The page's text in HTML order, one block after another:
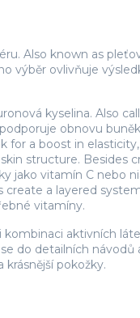
. Also known as
výběr ovlivňuje
kyselina. Also
obnovu
for a boost in elasticity,
structure. Besides
jako vitamín C nebo
a layered
vitamíny.
kombinaci aktivních
do detailních návodů
pokožky.